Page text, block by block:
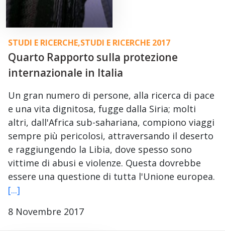
STUDI E RICERCHE,STUDI E RICERCHE 2017
Quarto Rapporto sulla protezione
internazionale in Italia
Un gran numero di persone, alla ricerca di pace
e una vita dignitosa, fugge dalla Siria; molti
altri, dall'Africa sub-sahariana, compiono viaggi
sempre più pericolosi, attraversando il deserto
e raggiungendo la Libia, dove spesso sono
vittime di abusi e violenze. Questa dovrebbe
essere una questione di tutta l'Unione europea.
[...]
8 Novembre 2017